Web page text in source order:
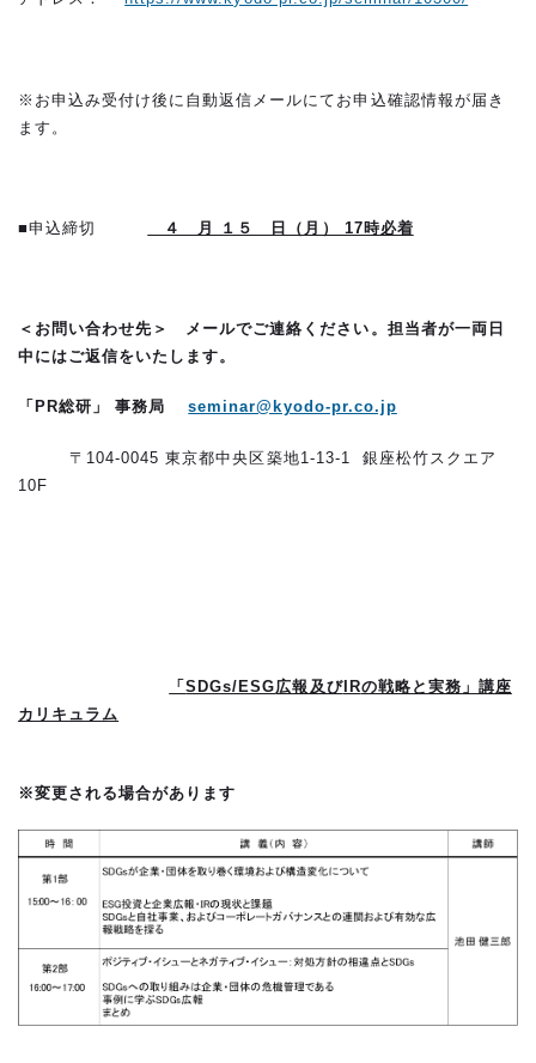
※お申込み受付け後に自動返信メールにてお申込確認情報が届き
ます。
■申込締切 ４ 月 １５ 日（月） 17時必着
＜お問い合わせ先＞ メールでご連絡ください。担当者が一両日
中にはご返信をいたします。
「PR総研」 事務局seminar@kyodo-pr.co.jp
〒104-0045 東京都中央区築地1-13-1 銀座松竹スクエア
10F
「SDGs/ESG広報及びIRの戦略と実務」講座
カリキュラム
※変更される場合があります